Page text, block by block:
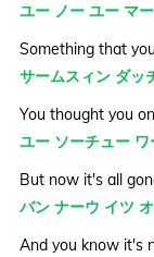
ユー ノー ユー マ
Something that you
サームスィン ダッ
You thought you
ユー ソーチュー
But now it's all
バン ナーウ イツ
And you know it's